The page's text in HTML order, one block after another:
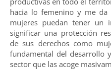
hacia lo femenino y me
mujeres puedan tener un
significar una protección
de sus derechos como
fundamental del desarrollo
sector que las acoge